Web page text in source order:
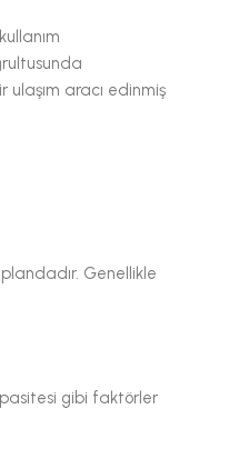
aracı edinmiş
Genellikle
gibi faktörler